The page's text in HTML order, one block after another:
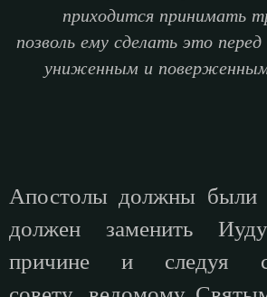
приходится принимать
позволь ему сделать это
униженным и
Апостолы должны были
должен заменить
причине и следуя